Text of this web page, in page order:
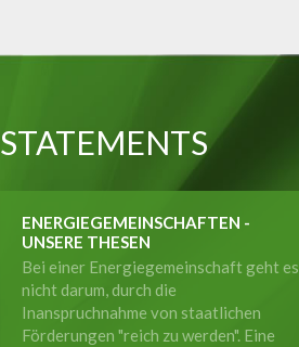
STATEMENTS
ENERGIEGEMEINSCHAFTEN -
UNSERE THESEN
Bei einer Energiegemeinschaft geht es
nicht darum, durch die
Inanspruchnahme von staatlichen
Förderungen "reich zu werden". Eine